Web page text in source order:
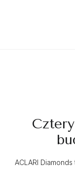
ACLARI